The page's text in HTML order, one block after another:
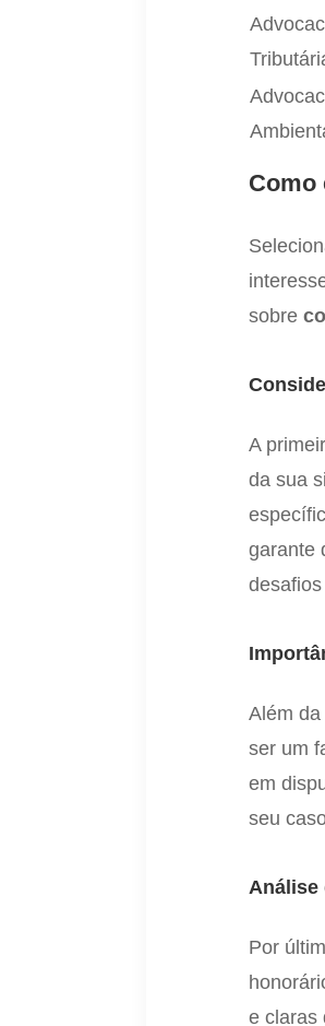
Como
sobre
A
da sua
garante
Além
ser um
em
seu
Análise
Por
e claras